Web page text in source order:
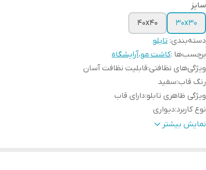
سایز
30x30
40x40
دسته‌بندی: تابلو
برچسب‌ها :کاشت مو،آرایشگاه
ویژگی‌های نظافتی:قابلیت نظافت آسان
رنگ قاب:سفید
ویژگی ظاهری تابلو:دارای قاب
نوع کاربرد:دیواری
ویژگی‌های مقاومتی
نمایش بیشتر